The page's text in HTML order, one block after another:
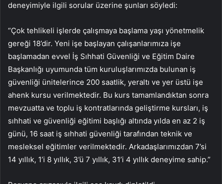
deneyimiyle ilgili sorular üzerine şunları söyledi:
“Çok tehlikeli işlerde çalışmaya başlama yaşı yönetmelik
gereği 18’dir. Yeni işe başlayan çalışanlarımıza işe
başlamadan evvel İş Sıhhati Güvenliği ve Eğitim Daire
Başkanlığı uyumunda tüm kuruluşlarımızda bulunan iş
güvenliği ünitelerince 200 saatlik, yeraltı ve yer üstü işe
ahenk kursu verilmektedir. Bu kurs tamamlandıktan sonra
mevzuatta ve toplu iş kontratlarında geliştirme kursları, iş
sıhhati ve güvenliği eğitimi başlığı altında yılda en az 2 iş
günü, 16 saat iş sıhhati güvenliği tarafından teknik ve
mesleksel eğitimler verilmektedir. Arkadaşlarımızdan 7’si
14 yıllık, 1’i 8 yıllık, 3’ü 7 yıllık, 31’i 4 yıllık deneyime sahip.”